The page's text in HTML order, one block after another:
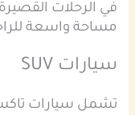
في الرحلات
مساحة واسعة
سيارات SUV